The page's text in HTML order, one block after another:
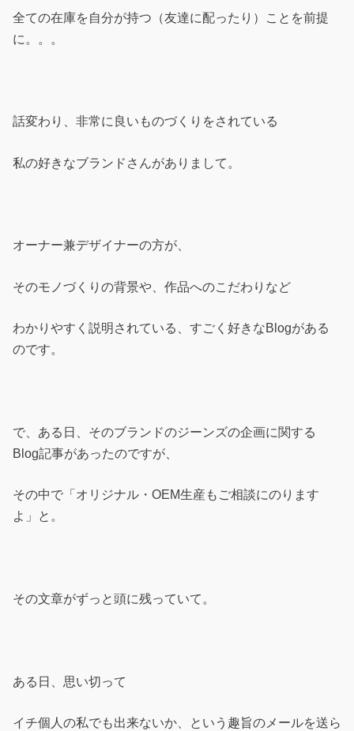
全ての在庫を自分が持つ（友達に配ったり）ことを前提
に。。。
話変わり、非常に良いものづくりをされている
私の好きなブランドさんがありまして。
オーナー兼デザイナーの方が、
そのモノづくりの背景や、作品へのこだわりなど
わかりやすく説明されている、すごく好きなBlogがある
のです。
で、ある日、そのブランドのジーンズの企画に関する
Blog記事があったのですが、
その中で「オリジナル・OEM生産もご相談にのります
よ」と。
その文章がずっと頭に残っていて。
ある日、思い切って
イチ個人の私でも出来ないか、という趣旨のメールを送ら